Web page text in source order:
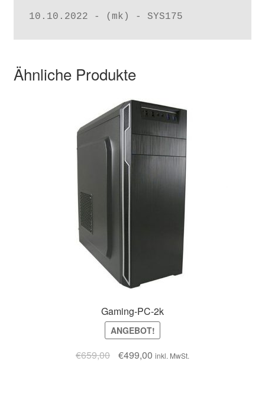
10.10.2022 - (mk) - SYS175
Ähnliche Produkte
Gaming-PC-2k
ANGEBOT!
€659,00 €499,00 inkl. MwSt.